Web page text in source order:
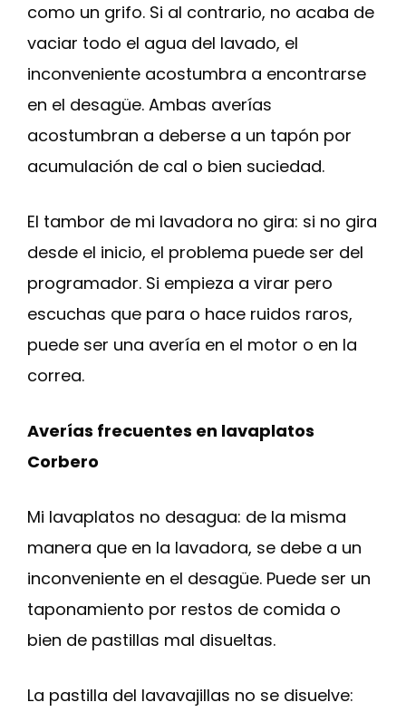
como un grifo. Si al contrario, no acaba de
vaciar todo el agua del lavado, el
inconveniente acostumbra a encontrarse
en el desagüe. Ambas averías
acostumbran a deberse a un tapón por
acumulación de cal o bien suciedad.
El tambor de mi lavadora no gira: si no gira
desde el inicio, el problema puede ser del
programador. Si empieza a virar pero
escuchas que para o hace ruidos raros,
puede ser una avería en el motor o en la
correa.
Averías frecuentes en lavaplatos
Corbero
Mi lavaplatos no desagua: de la misma
manera que en la lavadora, se debe a un
inconveniente en el desagüe. Puede ser un
taponamiento por restos de comida o
bien de pastillas mal disueltas.
La pastilla del lavavajillas no se disuelve: